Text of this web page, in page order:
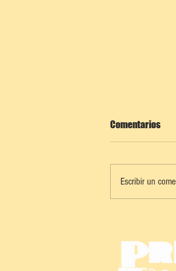
Y TRADICIÓN
Comentarios
Escribir un